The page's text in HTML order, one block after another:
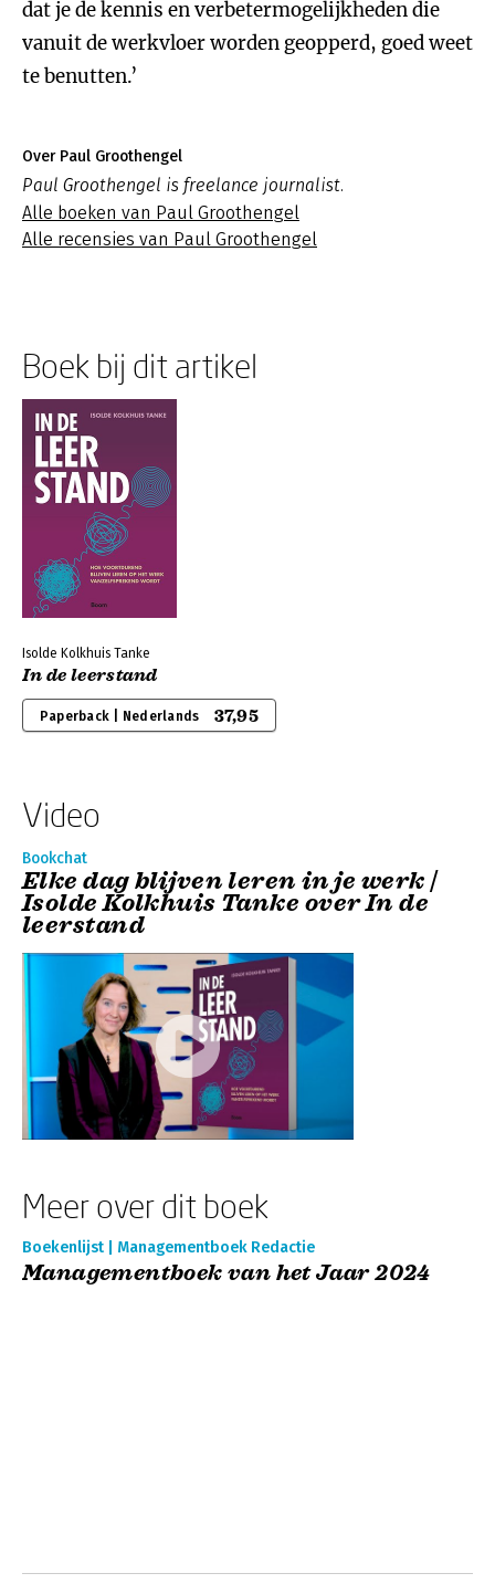
dat je de kennis en verbetermogelijkheden die
vanuit de werkvloer worden geopperd, goed weet
te benutten.’
Over Paul Groothengel
Paul Groothengel is freelance journalist.
Alle boeken van Paul Groothengel
Alle recensies van Paul Groothengel
Boek bij dit artikel
Isolde Kolkhuis Tanke
In de leerstand
Paperback | Nederlands 37,95
Video
Bookchat
Elke dag blijven leren in je werk |
Isolde Kolkhuis Tanke over In de
leerstand
Meer over dit boek
Boekenlijst | Managementboek Redactie
Managementboek van het Jaar 2024